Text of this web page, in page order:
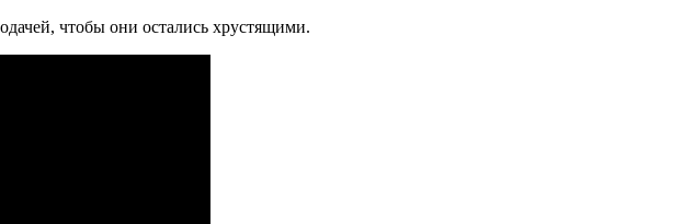
чтобы они остались хрустящими.